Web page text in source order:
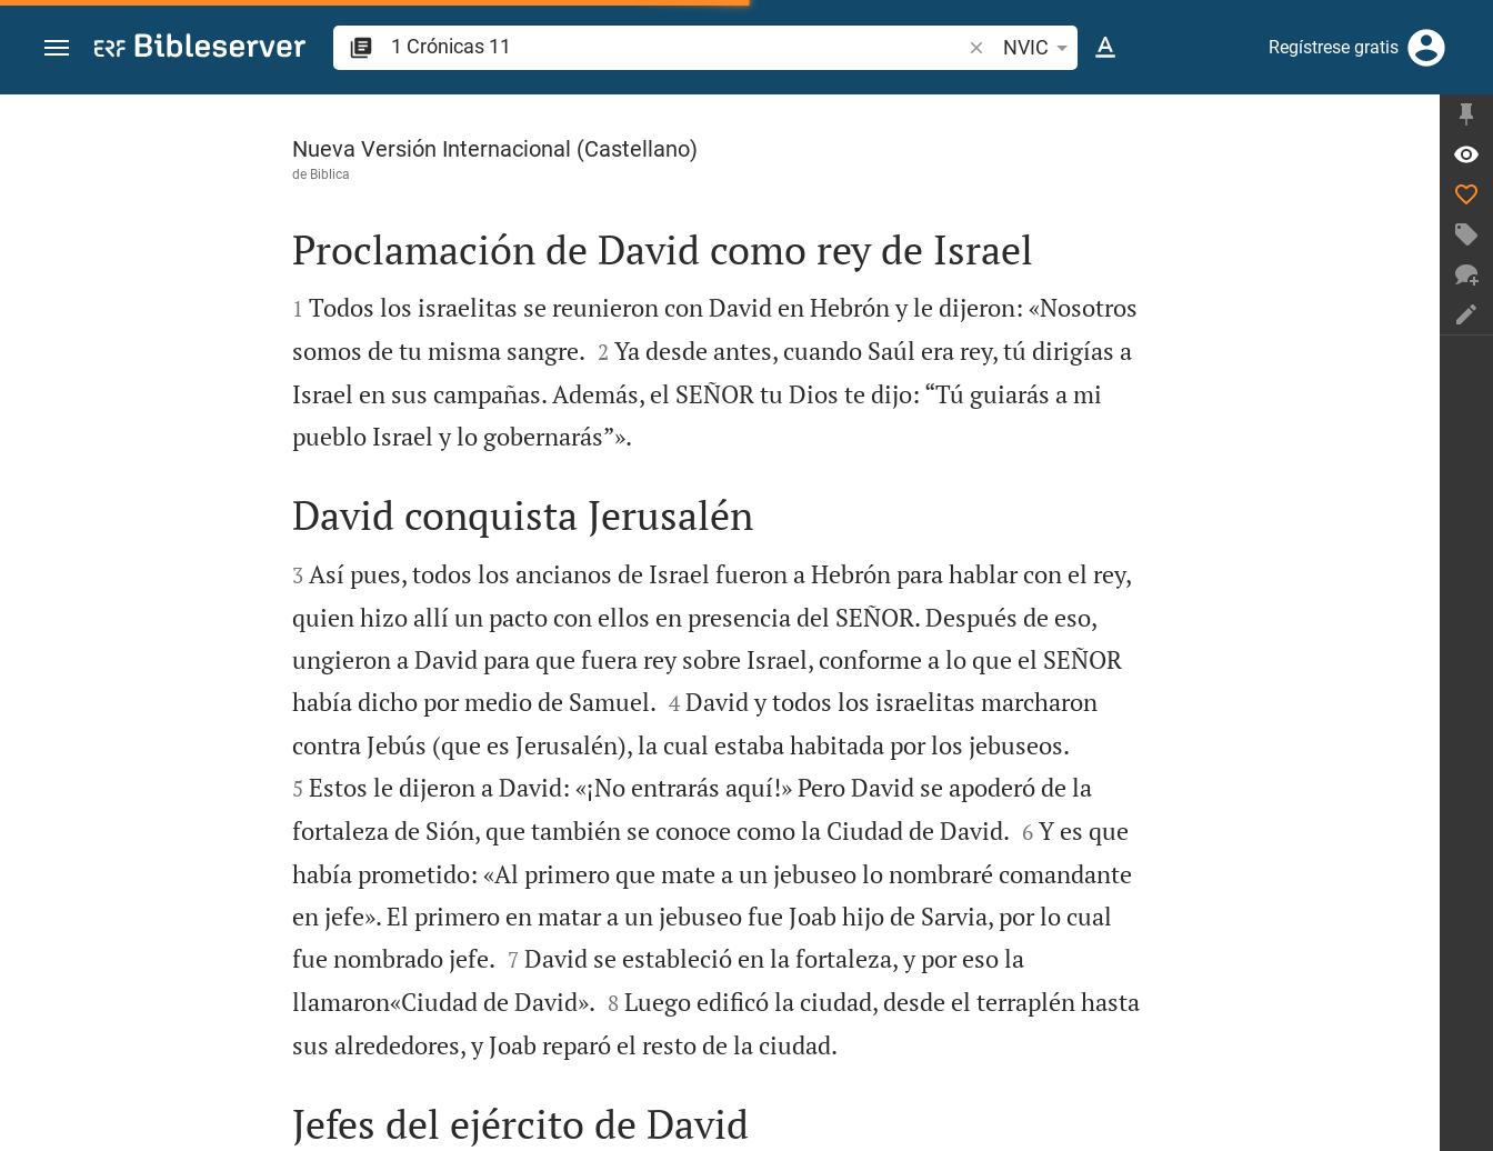
Ir a un contenido
Buscar versículo bíblico o palabra
NVIC Regístrese gratis
1 Crónicas 11
Nueva Versión Internacional (Castellano)
de Biblica

Proclamación de David como rey de Israel

1 Todos los israelitas se reunieron con David en Hebrón y le dijeron: «Nosotros
somos de tu misma sangre.
2 Ya desde antes, cuando Saúl era rey, tú dirigías a
Israel en sus campañas. Además, el SEÑOR tu Dios te dijo: “Tú guiarás a mi
pueblo Israel y lo gobernarás”».

David conquista Jerusalén

3 Así pues, todos los ancianos de Israel fueron a Hebrón para hablar con el rey,
quien hizo allí un pacto con ellos en presencia del SEÑOR. Después de eso,
ungieron a David para que fuera rey sobre Israel, conforme a lo que el SEÑOR
había dicho por medio de Samuel.
4 David y todos los israelitas marcharon
contra Jebús (que es Jerusalén), la cual estaba habitada por los jebuseos.
5 Estos le dijeron a David: «¡No entrarás aquí!» Pero David se apoderó de la
fortaleza de Sión, que también se conoce como la Ciudad de David.
6 Y es que
había prometido: «Al primero que mate a un jebuseo lo nombraré comandante
en jefe». El primero en matar a un jebuseo fue Joab hijo de Sarvia, por lo cual
fue nombrado jefe.
7 David se estableció en la fortaleza, y por eso la
llamaron«Ciudad de David».
8 Luego edificó la ciudad, desde el terraplén hasta
sus alrededores, y Joab reparó el resto de la ciudad.
Jefes del ejército de David